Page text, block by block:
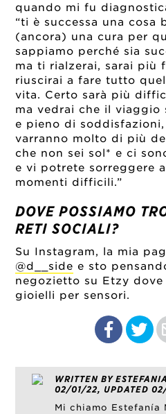
quando mi fu
“ti è successa una cosa
(ancora) una cura per
sappiamo perché sia
ma ti rialzerai, sarai più
riuscirai a fare tutto
vita. Certo sarà più
ma vedrai che il viaggio
e pieno di
varranno molto di più
che non sei sol* e ci
e vi potrete sorreggere
momenti difficili.”
DOVE POSSIAMO
RETI SOCIALI?
Su Instagram, la mia
@d__side e sto
negozietto su Etzy dove
gioielli per sensori.
WRITTEN BY
02/01/22, UPDATED
Mi chiamo Estefanía